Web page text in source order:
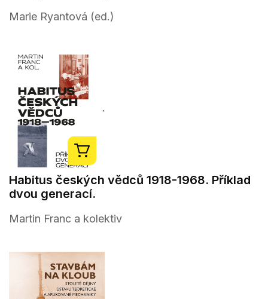
Marie Ryantová (ed.)
Habitus českých vědců 1918-1968. Příklad
dvou generací.
Martin Franc a kolektiv